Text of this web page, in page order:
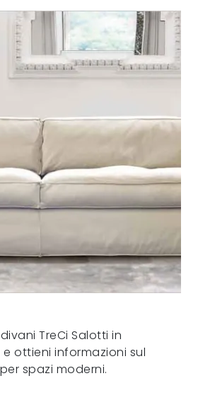
TreCi Salotti in
ottieni informazioni sul
spazi moderni.